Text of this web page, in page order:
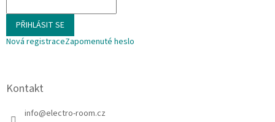
PŘIHLÁSIT SE
Nová registraceZapomenuté heslo
Kontakt
info@electro-room.cz